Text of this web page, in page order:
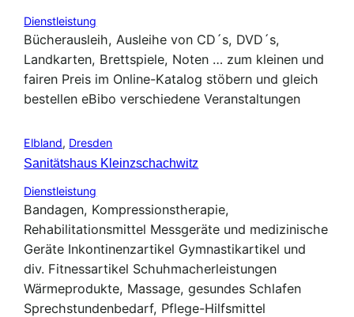
Dienstleistung
Bücherausleih, Ausleihe von CD´s, DVD´s,
Landkarten, Brettspiele, Noten … zum kleinen und
fairen Preis im Online-Katalog stöbern und gleich
bestellen eBibo verschiedene Veranstaltungen
Elbland, Dresden
Sanitätshaus Kleinzschachwitz
Dienstleistung
Bandagen, Kompressionstherapie,
Rehabilitationsmittel Messgeräte und medizinische
Geräte Inkontinenzartikel Gymnastikartikel und
div. Fitnessartikel Schuhmacherleistungen
Wärmeprodukte, Massage, gesundes Schlafen
Sprechstundenbedarf, Pflege-Hilfsmittel